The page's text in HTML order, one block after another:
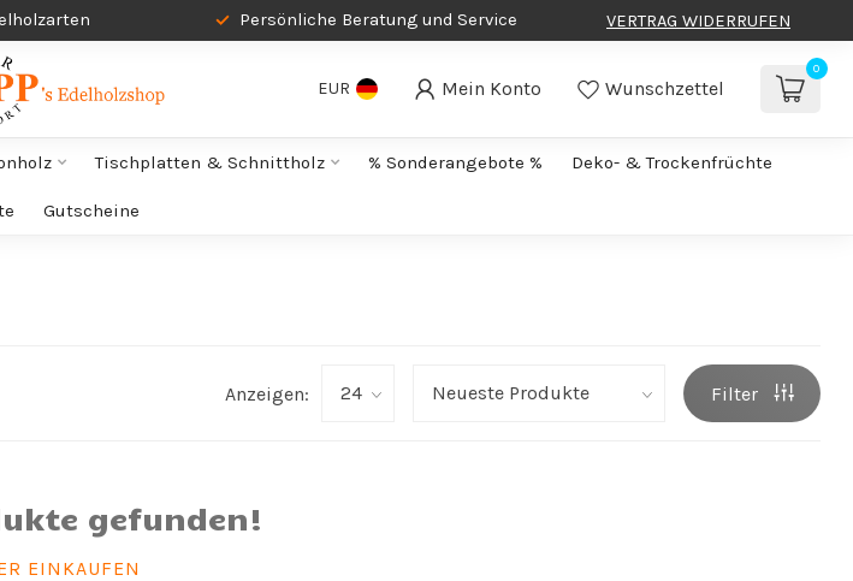
Persönliche Beratung und Service VERTRAG WIDERRUFEN
EUR Mein Konto Wunschzettel
0
Tischplatten & Schnittholz % Sonderangebote % Deko- & Trockenfrüchte
Gutscheine
Anzeigen: Filter
gefunden!
EINKAUFEN